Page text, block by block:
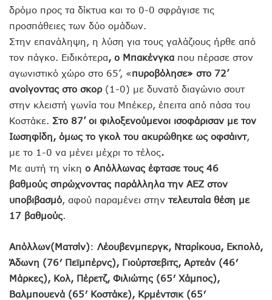
δρόμο προς τα δίκτυα και το 0-0 σφράγισε τις
προσπάθειες των δύο ομάδων.
Στην επανάληψη, η λύση για τους γαλάζιους ήρθε από
τον πάγκο. Ειδικότερα, ο Μπακένγκα που πέρασε στον
αγωνιστικό χώρο στο 65’, «πυροβόλησε» στο 72’
ανοίγοντας στο σκορ(1-0) με δυνατό διαγώνιο σουτ
στην κλειστή γωνία του Μπέκερ, έπειτα από πάσα του
Κοστάκε. Στο 87’ οι φιλοξενούμενοι ισοφάρισαν με τον
Ιωσηφίδη, όμως το γκολ του ακυρώθηκε ως οφσάιντ,
με το 1-0 να μένει μέχρι το τέλος.
Με αυτή τη νίκη ο Aπόλλωνας έφτασε τους 46
βαθμούς σπρώχνοντας παράλληλα την ΑΕΖ στον
υποβιβασμό, αφού παραμένει στην τελευταία θέση με
17 βαθμούς.
Aπόλλων(Ματσίν): Λέουβενμπεργκ, Νταρίκουα, Εκπολό,
Άδωνη (76′ Πεϊμπέρνς), Γιούρτσεβιτς, Αρτεάν (46′
Μάρκες), Κολ, Πέρετζ, Φιλιώτης (65′ Χάμπος),
Βαλμπουενά (65′ Κοστάκε), Κρμέντσικ (65′